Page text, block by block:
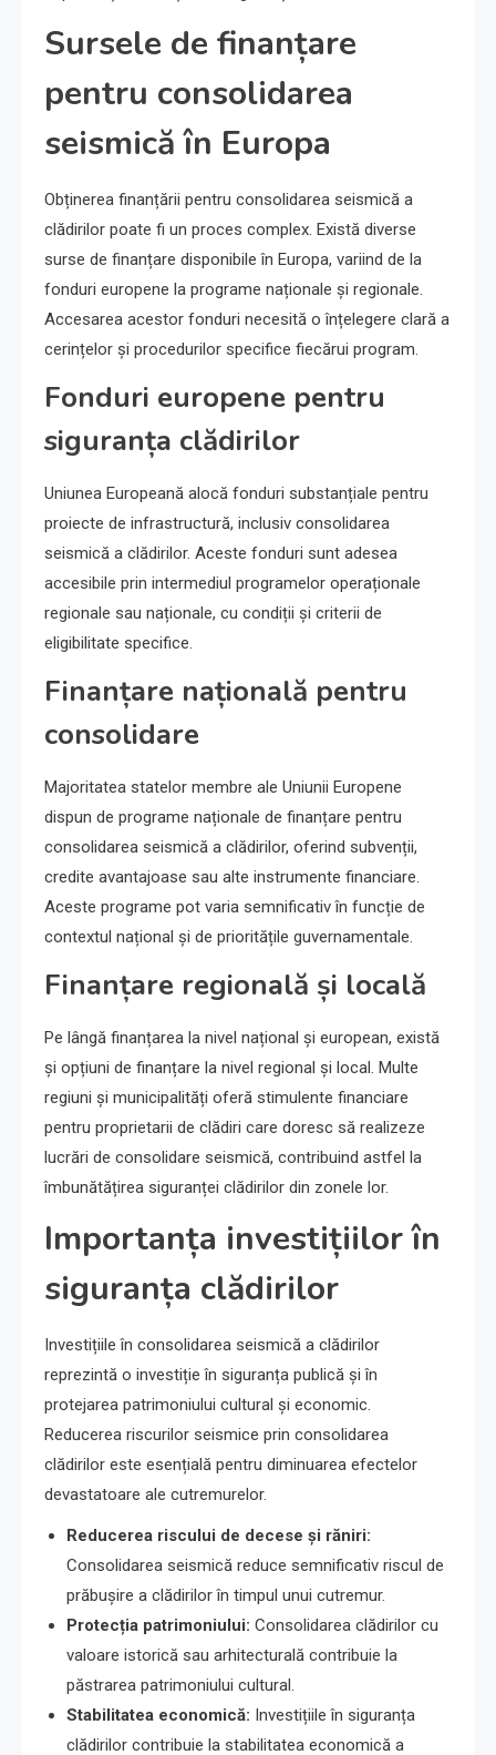
Sursele de finanțare
pentru consolidarea
seismică în Europa
Obținerea finanțării pentru consolidarea seismică a
clădirilor poate fi un proces complex. Există diverse
surse de finanțare disponibile în Europa, variind de la
fonduri europene la programe naționale și regionale.
Accesarea acestor fonduri necesită o înțelegere clară a
cerințelor și procedurilor specifice fiecărui program.
Fonduri europene pentru
siguranța clădirilor
Uniunea Europeană alocă fonduri substanțiale pentru
proiecte de infrastructură, inclusiv consolidarea
seismică a clădirilor. Aceste fonduri sunt adesea
accesibile prin intermediul programelor operaționale
regionale sau naționale, cu condiții și criterii de
eligibilitate specifice.
Finanțare națională pentru
consolidare
Majoritatea statelor membre ale Uniunii Europene
dispun de programe naționale de finanțare pentru
consolidarea seismică a clădirilor, oferind subvenții,
credite avantajoase sau alte instrumente financiare.
Aceste programe pot varia semnificativ în funcție de
contextul național și de prioritățile guvernamentale.
Finanțare regională și locală
Pe lângă finanțarea la nivel național și european, există
și opțiuni de finanțare la nivel regional și local. Multe
regiuni și municipalități oferă stimulente financiare
pentru proprietarii de clădiri care doresc să realizeze
lucrări de consolidare seismică, contribuind astfel la
îmbunătățirea siguranței clădirilor din zonele lor.
Importanța investițiilor în
siguranța clădirilor
Investițiile în consolidarea seismică a clădirilor
reprezintă o investiție în siguranța publică și în
protejarea patrimoniului cultural și economic.
Reducerea riscurilor seismice prin consolidarea
clădirilor este esențială pentru diminuarea efectelor
devastatoare ale cutremurelor.
Reducerea riscului de decese și răniri:
Consolidarea seismică reduce semnificativ riscul de
prăbușire a clădirilor în timpul unui cutremur.
Protecția patrimoniului: Consolidarea clădirilor cu
valoare istorică sau arhitecturală contribuie la
păstrarea patrimoniului cultural.
Stabilitatea economică: Investițiile în siguranța
clădirilor contribuie la stabilitatea economică a